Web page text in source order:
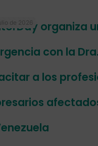
de 2026
organiza
con la
a los